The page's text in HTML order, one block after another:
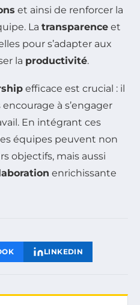
et ainsi de renforcer la
La transparence et
pour s’adapter aux
la productivité.
efficace est crucial : il
à s’engager
En intégrant ces
équipes peuvent non
objectifs, mais aussi
enrichissante
LINKEDIN